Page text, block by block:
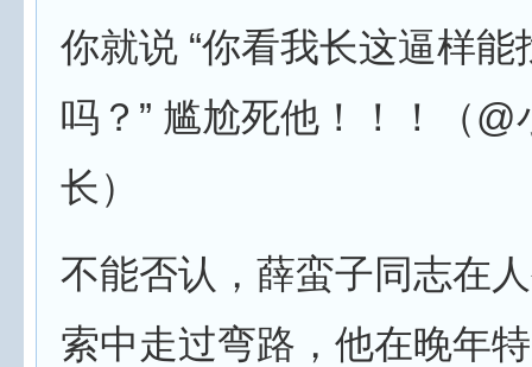
你就说 “你看我长这逼样能
吗？” 尴尬死他！！！（@
长）
不能否认，薛蛮子同志在
索中走过弯路，他在晚年